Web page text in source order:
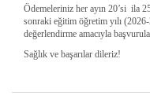
Ödemeleriniz her ayın 20’si ila
sonraki eğitim öğretim yılı
değerlendirme amacıyla
Sağlık ve başarılar dileriz!